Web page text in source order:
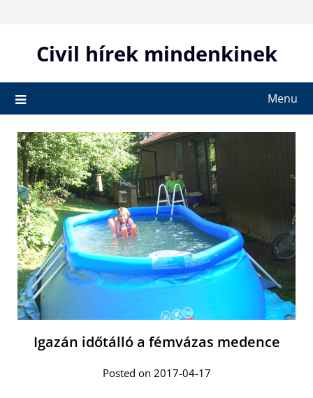
contentCivil hírek mindenkinek
Menu
Igazán időtálló a fémvázas medence
Posted on 2017-04-17